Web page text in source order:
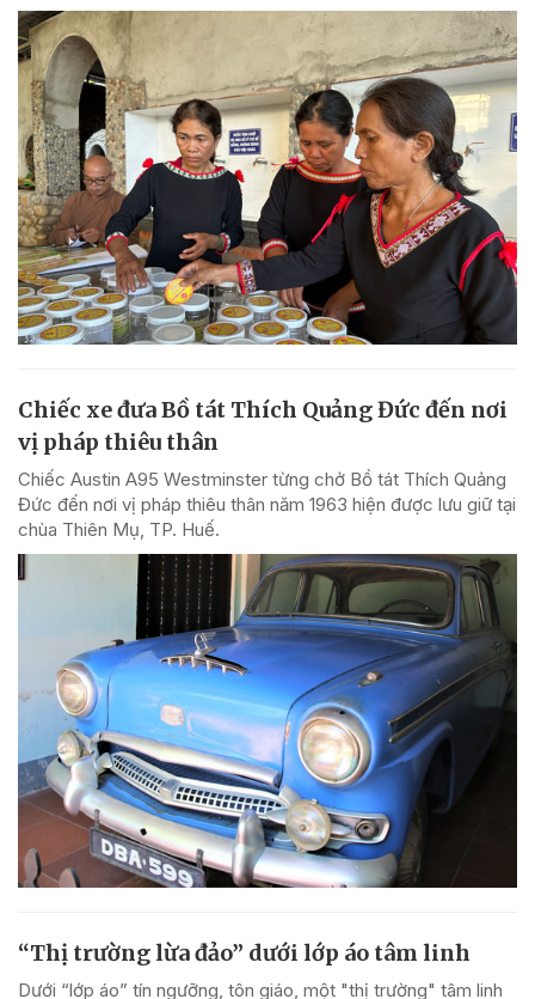
Chiếc xe đưa Bồ tát Thích Quảng Đức đến nơi
vị pháp thiêu thân
Chiếc Austin A95 Westminster từng chở Bồ tát Thích Quảng
Đức đến nơi vị pháp thiêu thân năm 1963 hiện được lưu giữ tại
chùa Thiên Mụ, TP. Huế.
“Thị trường lừa đảo” dưới lớp áo tâm linh
Dưới “lớp áo” tín ngưỡng, tôn giáo, một "thị trường" tâm linh